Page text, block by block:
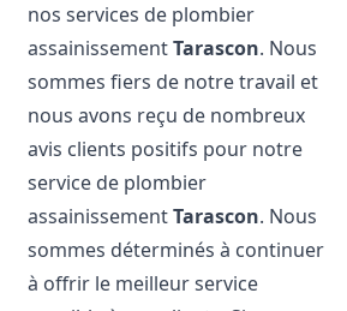
nos services de plombier
assainissementTarascon. Nous
sommes fiers de notre travail et
nous avons reçu de nombreux
avis clients positifs pour notre
service de plombier
assainissementTarascon. Nous
sommes déterminés à continuer
à offrir le meilleur service